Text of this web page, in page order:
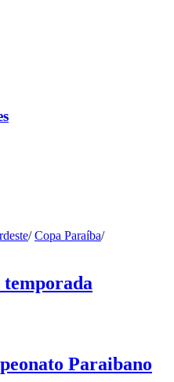
/ Copa Paraíba/
Paraibano